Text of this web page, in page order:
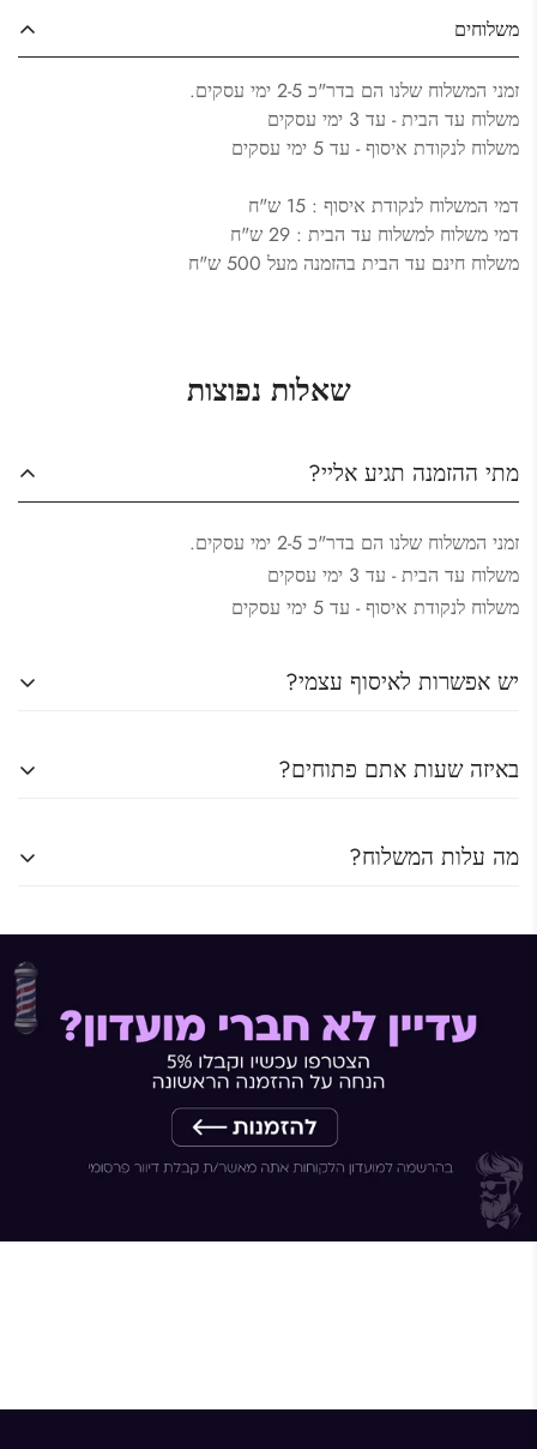
משלוחים
זמני המשלוח שלנו הם בדר"כ 2-5 ימי עסקים.
משלוח עד הבית - עד 3 ימי עסקים
משלוח לנקודת איסוף - עד 5 ימי עסקים
דמי המשלוח לנקודת איסוף : 15 ש"ח
דמי משלוח למשלוח עד הבית : 29 ש"ח
משלוח חינם עד הבית בהזמנה מעל 500 ש"ח
שאלות נפוצות
מתי ההזמנה תגיע אליי?
זמני המשלוח שלנו הם בדר"כ 2-5 ימי עסקים.
משלוח עד הבית - עד 3 ימי עסקים
משלוח לנקודת איסוף - עד 5 ימי עסקים
יש אפשרות לאיסוף עצמי?
כתובת : המלאכה 10 רעננה
באיזה שעות אתם פתוחים?
שישי וערבי חג: 9:00-13:00
מה עלות המשלוח?
Confirm your age
Are you 18 years old or older?
No, I'm not
Yes, I am